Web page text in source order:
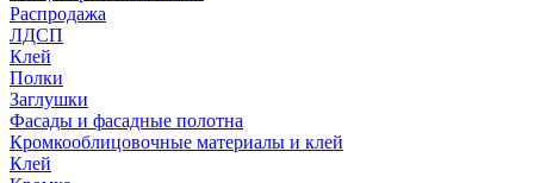
Распродажа
ЛДСП
Клей
Полки
Заглушки
Фасады и фасадные полотна
Кромкооблицовочные материалы и клей
Клей